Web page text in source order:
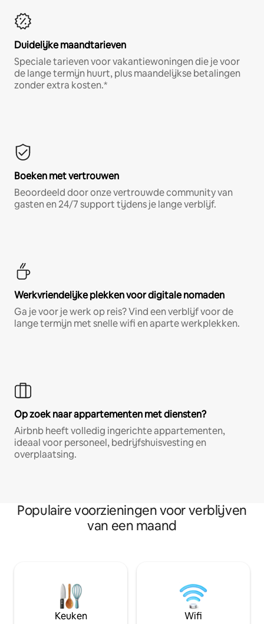
Duidelijke maandtarieven
Speciale tarieven voor vakantiewoningen die je voor
de lange termijn huurt, plus maandelijkse betalingen
zonder extra kosten.*
Boeken met vertrouwen
Beoordeeld door onze vertrouwde community van
gasten en 24/7 support tijdens je lange verblijf.
Werkvriendelijke plekken voor digitale nomaden
Ga je voor je werk op reis? Vind een verblijf voor de
lange termijn met snelle wifi en aparte werkplekken.
Op zoek naar appartementen met diensten?
Airbnb heeft volledig ingerichte appartementen,
ideaal voor personeel, bedrijfshuisvesting en
overplaatsing.
Populaire voorzieningen voor verblijven
van een maand
Keuken Wifi